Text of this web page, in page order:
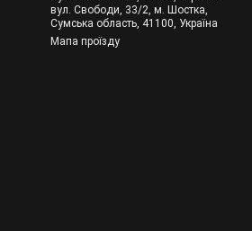
вул. Свободи, 33/2, м. Шостка,
Сумська область, 41100, Україна
Мапа проїзду